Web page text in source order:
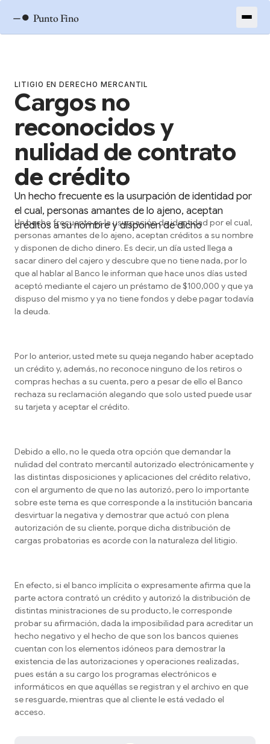
–● Punto Fino
LITIGIO EN DERECHO MERCANTIL
Cargos no
reconocidos y
nulidad de contrato
de crédito
Un hecho frecuente es la usurpación de identidad por
el cual, personas amantes de lo ajeno, aceptan
créditos a su nombre y disponen de dicho
Un hecho frecuente es la usurpación de identidad por el cual,
personas amantes de lo ajeno, aceptan créditos a su nombre
y disponen de dicho dinero. Es decir, un día usted llega a
sacar dinero del cajero y descubre que no tiene nada, por lo
que al hablar al Banco le informan que hace unos días usted
aceptó mediante el cajero un préstamo de $100,000 y que ya
dispuso del mismo y ya no tiene fondos y debe pagar todavía
la deuda.
Por lo anterior, usted mete su queja negando haber aceptado
un crédito y, además, no reconoce ninguno de los retiros o
compras hechas a su cuenta, pero a pesar de ello el Banco
rechaza su reclamación alegando que solo usted puede usar
su tarjeta y aceptar el crédito.
Debido a ello, no le queda otra opción que demandar la
nulidad del contrato mercantil autorizado electrónicamente y
las distintas disposiciones y aplicaciones del crédito relativo,
con el argumento de que no las autorizó, pero lo importante
sobre este tema es que corresponde a la institución bancaria
desvirtuar la negativa y demostrar que actuó con plena
autorización de su cliente, porque dicha distribución de
cargas probatorias es acorde con la naturaleza del litigio.
En efecto, si el banco implícita o expresamente afirma que la
parte actora contrató un crédito y autorizó la distribución de
distintas ministraciones de su producto, le corresponde
probar su afirmación, dada la imposibilidad para acreditar un
hecho negativo y el hecho de que son los bancos quienes
cuentan con los elementos idóneos para demostrar la
existencia de las autorizaciones y operaciones realizadas,
pues están a su cargo los programas electrónicos e
informáticos en que aquéllas se registran y el archivo en que
se resguarde, mientras que al cliente le está vedado el
acceso.